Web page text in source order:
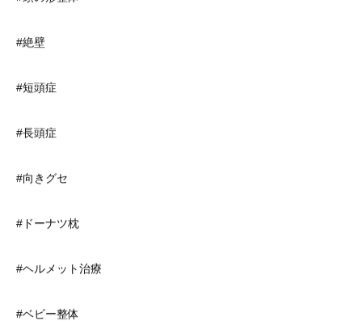
#絶壁
#短頭症
#長頭症
#向きグセ
#ドーナツ枕
#ヘルメット治療
#ベビー整体